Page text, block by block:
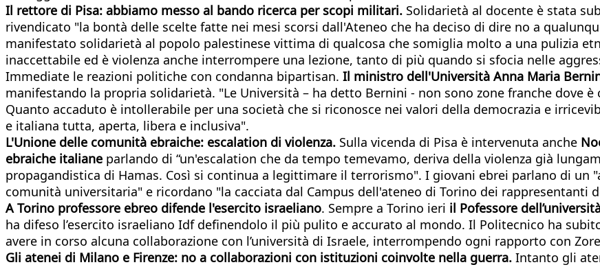
Il rettore di Pisa: abbiamo messo al bando ricerca per scopi militari. Solidarietà al docente è stata
rivendicato "la bontà delle scelte fatte nei mesi scorsi dall'Ateneo che ha deciso di dire no a
manifestato solidarietà al popolo palestinese vittima di qualcosa che somiglia molto a una pulizia
inaccettabile ed è violenza anche interrompere una lezione, tanto di più quando si sfocia nelle
Immediate le reazioni politiche con condanna bipartisan. Il ministro dell'Università Anna Maria
manifestando la propria solidarietà. "Le Università – ha detto Bernini - non sono zone franche dove
Quanto accaduto è intollerabile per una società che si riconosce nei valori della democrazia e
e italiana tutta, aperta, libera e inclusiva".
L'Unione delle comunità ebraiche: escalation di violenza. Sulla vicenda di Pisa è intervenuta anche
ebraiche italiane parlando di “un'escalation che da tempo temevamo, deriva della violenza già
propagandistica di Hamas. Così si continua a legittimare il terrorismo". I giovani ebrei parlano di un
comunità universitaria" e ricordano "la cacciata dal Campus dell'ateneo di Torino dei rappresentanti
A Torino professore ebreo difende l'esercito israeliano. Sempre a Torino ieri il Pofessore
ha difeso l’esercito israeliano Idf definendolo il più pulito e accurato al mondo. Il Politecnico ha
avere in corso alcuna collaborazione con l’università di Israele, interrompendo ogni rapporto con
Gli atenei di Milano e Firenze: no a collaborazioni con istituzioni coinvolte nella guerra. Intanto gli